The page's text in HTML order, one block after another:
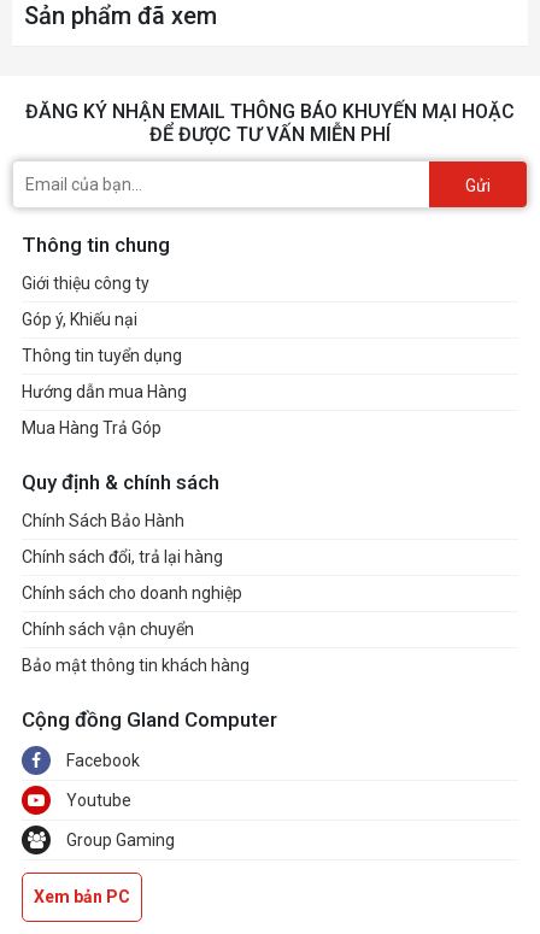
Bề mặt
Màu sắc
Đen
Kích thước
Trọng
lượng
Tính năng
đồng bộ
thích
VESA
CỔNG
VGA
DVI-D
Display
Sản phẩm đã xem
ĐĂNG KÝ NHẬN EMAIL THÔNG BÁO KHUYẾN MẠI HOẶC
ĐỂ ĐƯỢC TƯ VẤN MIỄN PHÍ
Gửi
Thông tin chung
Giới thiệu công ty
Góp ý, Khiếu nại
Thông tin tuyển dụng
Hướng dẫn mua Hàng
Mua Hàng Trả Góp
Quy định & chính sách
Chính Sách Bảo Hành
Chính sách đổi, trả lại hàng
Chính sách cho doanh nghiệp
Chính sách vận chuyển
Bảo mật thông tin khách hàng
Cộng đồng Gland Computer
Facebook
Youtube
Group Gaming
Xem bản PC